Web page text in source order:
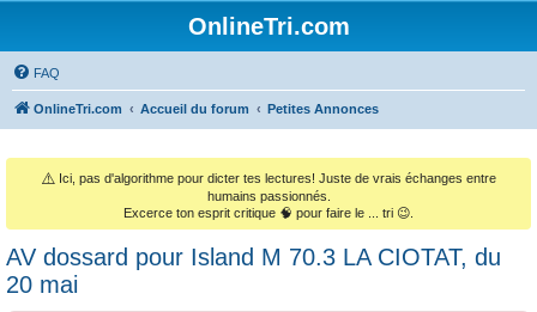
OnlineTri.com
FAQ
OnlineTri.com Accueil du forum Petites Annonces
⚠️ Ici, pas d'algorithme pour dicter tes lectures! Juste de vrais échanges entre
humains passionnés.
Excerce ton esprit critique 🧠 pour faire le ... tri 😉.
AV dossard pour Island M 70.3 LA CIOTAT, du
20 mai